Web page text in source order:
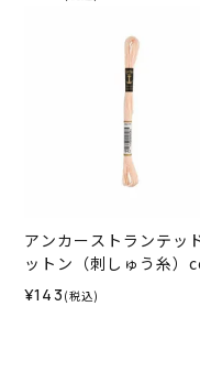
アンカーストランテッ
ットン（刺しゅう糸）
012
¥143 (税込)